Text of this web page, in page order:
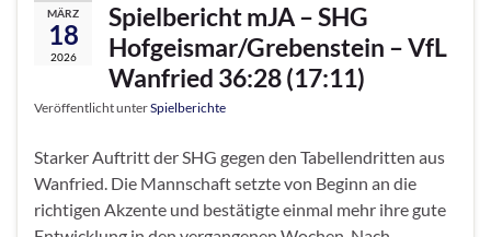
MÄRZ
18
2026
Spielbericht mJA – SHG
Hofgeismar/Grebenstein – VfL
Wanfried 36:28 (17:11)
Veröffentlicht unterSpielberichte
Starker Auftritt der SHG gegen den Tabellendritten aus
Wanfried. Die Mannschaft setzte von Beginn an die
richtigen Akzente und bestätigte einmal mehr ihre gute